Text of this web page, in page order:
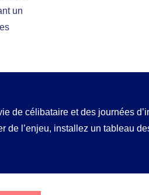
un
de célibataire et des journées
de l’enjeu, installez un tableau